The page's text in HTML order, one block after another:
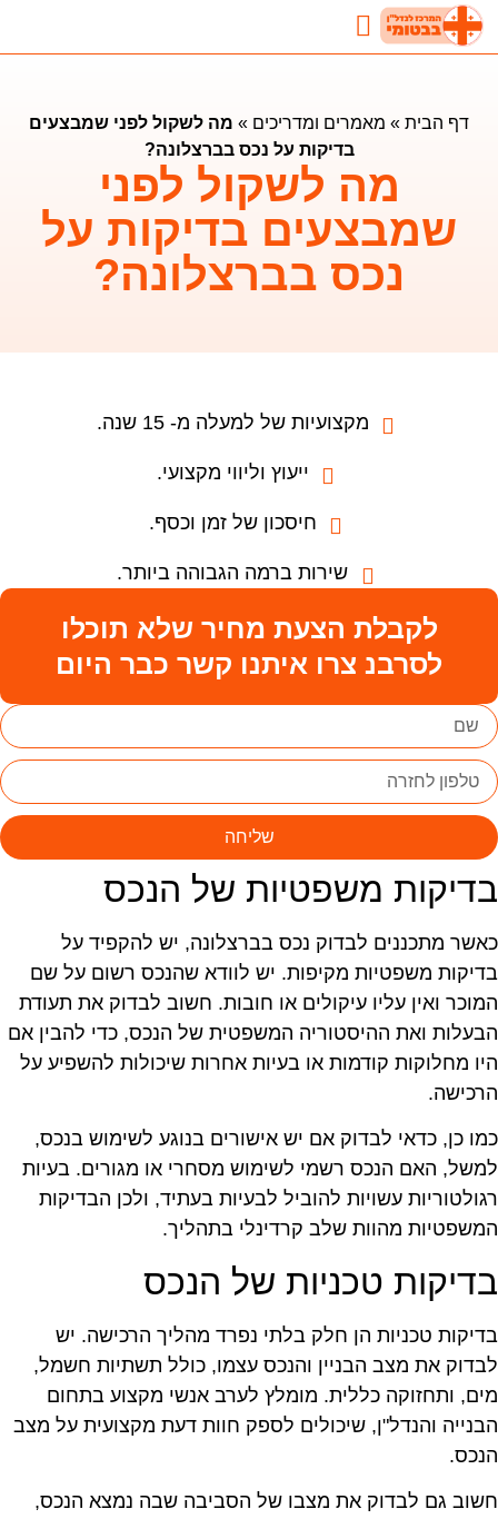
דף הבית»מאמרים ומדריכים»מה לשקול לפני שמבצעים
בדיקות על נכס בברצלונה?
מה לשקול לפני
שמבצעים בדיקות על
נכס בברצלונה?
מקצועיות של למעלה מ- 15 שנה.
ייעוץ וליווי מקצועי.
חיסכון של זמן וכסף.
שירות ברמה הגבוהה ביותר.
לקבלת הצעת מחיר שלא תוכלו
לסרבנ צרו איתנו קשר כבר היום
שליחה
משפטיות של הנכס
מתכננים לבדוק נכס בברצלונה, יש להקפיד על
משפטיות מקיפות. יש לוודא שהנכס רשום על שם
ואין עליו עיקולים או חובות. חשוב לבדוק את תעודת
ואת ההיסטוריה המשפטית של הנכס, כדי להבין אם
מחלוקות קודמות או בעיות אחרות שיכולות להשפיע על
כן, כדאי לבדוק אם יש אישורים בנוגע לשימוש בנכס,
האם הנכס רשמי לשימוש מסחרי או מגורים. בעיות
עשויות להוביל לבעיות בעתיד, ולכן הבדיקות
מהוות שלב קרדינלי בתהליך.
טכניות של הנכס
טכניות הן חלק בלתי נפרד מהליך הרכישה. יש
את מצב הבניין והנכס עצמו, כולל תשתיות חשמל,
ותחזוקה כללית. מומלץ לערב אנשי מקצוע בתחום
והנדל"ן, שיכולים לספק חוות דעת מקצועית על מצב
גם לבדוק את מצבו של הסביבה שבה נמצא הנכס,